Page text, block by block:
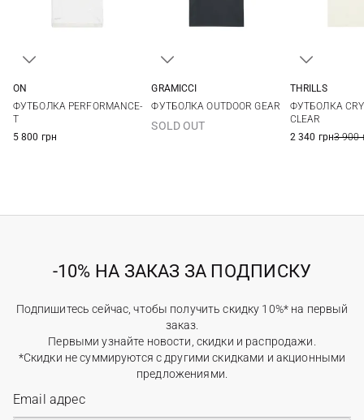
ON
ФУТБОЛКА PERFORMANCE-
T
5 800 грн
GRAMICCI
ФУТБОЛКА OUTDOOR GEAR
SOLD OUT
XXL
THRILLS
ФУТБОЛКА
CLEAR
2 340 грн3 900
-10% НА ЗАКАЗ ЗА ПОДПИСКУ
Подпишитесь сейчас, чтобы получить скидку 10%* на первый
заказ.
Первыми узнайте новости, скидки и распродажи.
*Скидки не суммируются с другими скидками и акционными
предложениями.